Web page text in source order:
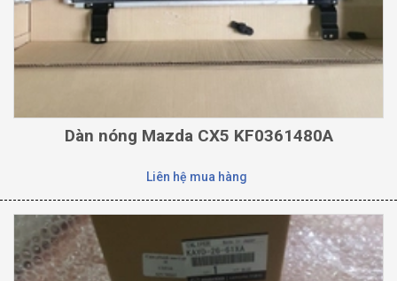
Dàn nóng Mazda CX5 KF0361480A
Liên hệ mua hàng